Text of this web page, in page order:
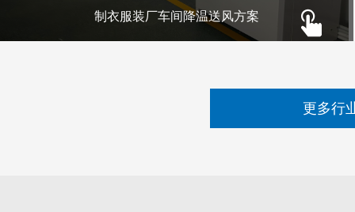
制衣服装厂车间降温送风方案
更多行